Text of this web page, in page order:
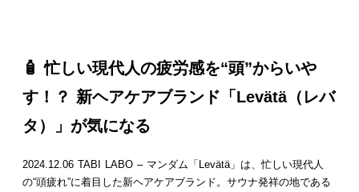
🧴 忙しい現代人の疲労感を“頭”からいや
す！？ 新ヘアケアブランド「Levätä（レバ
タ）」が気になる
2024.12.06 TABI LABO – マンダム「Levätä」は、忙しい現代人
の“頭疲れ”に着目した新ヘアケアブランド。サウナ発祥の地である